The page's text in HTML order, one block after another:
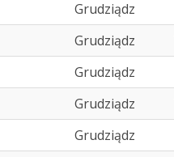
Grudziądz
Grudziądz
Grudziądz
Grudziądz
Grudziądz